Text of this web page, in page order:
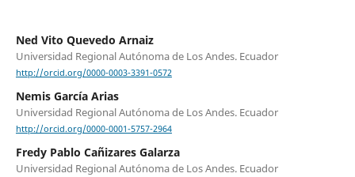
Ned Vito Quevedo Arnaiz
Universidad Regional Autónoma de Los Andes. Ecuador
http://orcid.org/0000-0003-3391-0572
Nemis García Arias
Universidad Regional Autónoma de Los Andes. Ecuador
http://orcid.org/0000-0001-5757-2964
Fredy Pablo Cañizares Galarza
Universidad Regional Autónoma de Los Andes. Ecuador